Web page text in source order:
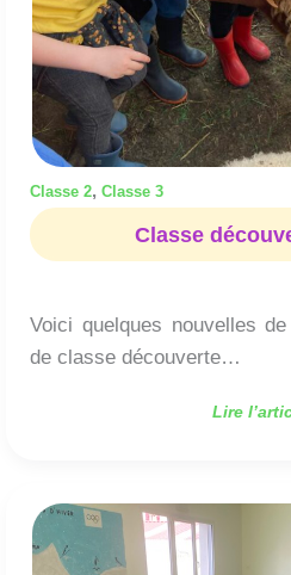
Classe 2, Classe 3
Classe
Voici quelques nouvelles
de classe découverte…
Lire
du